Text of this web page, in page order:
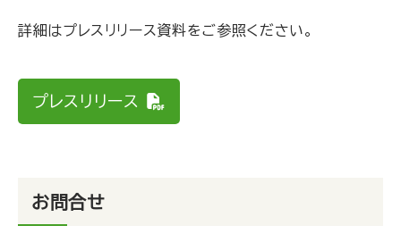
詳細はプレスリリース資料をご参照ください。
プレスリリース
お問合せ